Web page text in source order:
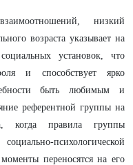
низкий
возраста указывает на
установок, что
и способствует ярко
быть любимым и
референтной группы на
когда правила группы
психологической
переносятся на его